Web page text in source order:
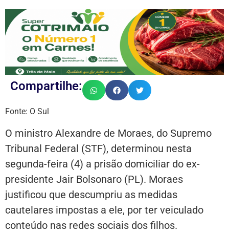
Compartilhe:
Fonte: O Sul
O ministro Alexandre de Moraes, do Supremo
Tribunal Federal (STF), determinou nesta
segunda-feira (4) a prisão domiciliar do ex-
presidente Jair Bolsonaro (PL). Moraes
justificou que descumpriu as medidas
cautelares impostas a ele, por ter veiculado
conteúdo nas redes sociais dos filhos.